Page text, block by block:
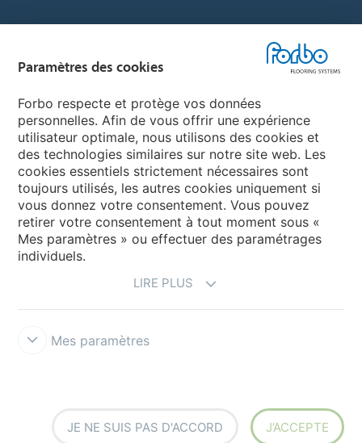
My Forbo
LEXIQUE
PLAN DU SITE
Paramètres des cookies
Forbo respecte et protège vos données
personnelles. Afin de vous offrir une expérience
utilisateur optimale, nous utilisons des cookies et
des technologies similaires sur notre site web. Les
cookies essentiels strictement nécessaires sont
toujours utilisés, les autres cookies uniquement si
vous donnez votre consentement. Vous pouvez
retirer votre consentement à tout moment sous «
Mes paramètres » ou effectuer des paramétrages
individuels.
LIRE PLUS
Mes paramètres
JE NE SUIS PAS D'ACCORD J’ACCEPTE